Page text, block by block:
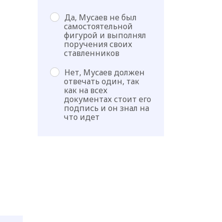
Да, Мусаев не был
самостоятельной
фигурой и выполнял
поручения своих
ставленников
Нет, Мусаев должен
отвечать один, так
как на всех
документах стоит его
подпись и он знал на
что идет